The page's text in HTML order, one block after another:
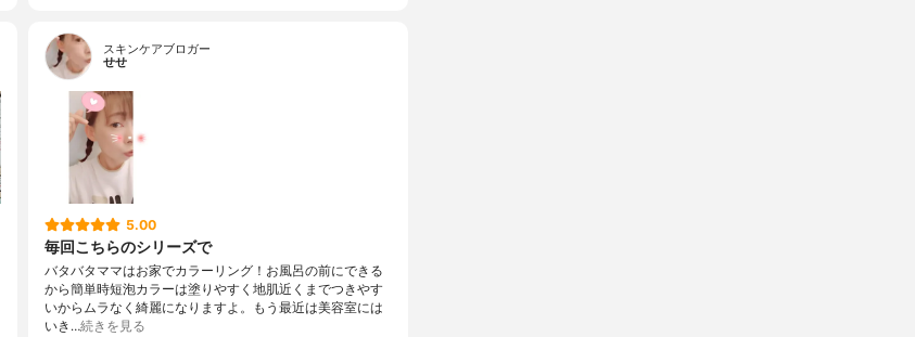
スキンケアブロガー
せせ
5.00
毎回こちらのシリーズで
バタバタママはお家でカラーリング！お風呂の前にできる
から簡単時短泡カラーは塗りやすく地肌近くまでつきやす
いからムラなく綺麗になりますよ。もう最近は美容室には
いき…続きを見る